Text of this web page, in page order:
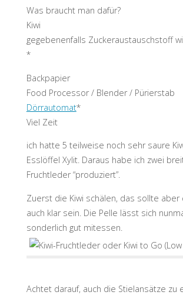
Was braucht man dafür?
Kiwi
gegebenenfalls Zuckeraustauschstoff
*
Backpapier
Food Processor / Blender / Pürierstab
Dörrautomat*
Viel Zeit
ich hatte 5 teilweise noch sehr saure
Esslöffel Xylit. Daraus habe ich zwei
Fruchtleder “produziert”.
Zuerst die Kiwi schälen, das sollte aber
auch klar sein. Die Pelle lässt sich
sonderlich gut mitessen.
Achtet darauf, auch die Stielansätze zu